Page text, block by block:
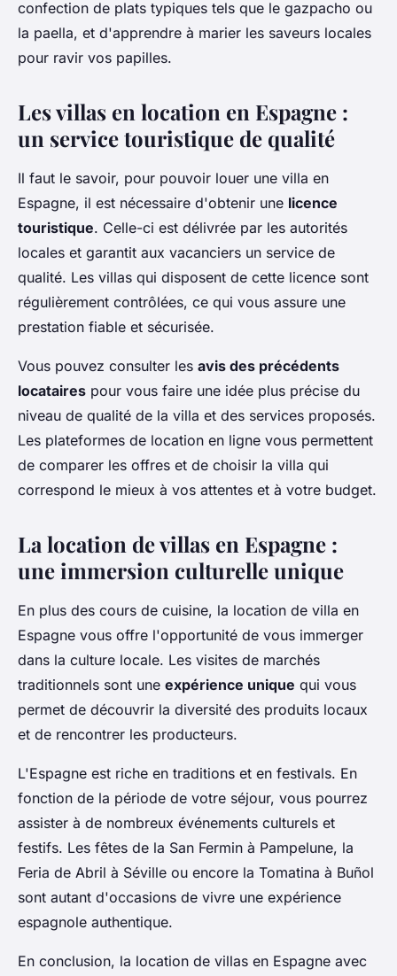
confection de plats typiques tels que le gazpacho ou
la paella, et d'apprendre à marier les saveurs locales
pour ravir vos papilles.
Les villas en location en Espagne :
un service touristique de qualité
Il faut le savoir, pour pouvoir louer une villa en
Espagne, il est nécessaire d'obtenir une licence
touristique. Celle-ci est délivrée par les autorités
locales et garantit aux vacanciers un service de
qualité. Les villas qui disposent de cette licence sont
régulièrement contrôlées, ce qui vous assure une
prestation fiable et sécurisée.
Vous pouvez consulter les avis des précédents
locataires pour vous faire une idée plus précise du
niveau de qualité de la villa et des services proposés.
Les plateformes de location en ligne vous permettent
de comparer les offres et de choisir la villa qui
correspond le mieux à vos attentes et à votre budget.
La location de villas en Espagne :
une immersion culturelle unique
En plus des cours de cuisine, la location de villa en
Espagne vous offre l'opportunité de vous immerger
dans la culture locale. Les visites de marchés
traditionnels sont une expérience unique qui vous
permet de découvrir la diversité des produits locaux
et de rencontrer les producteurs.
L'Espagne est riche en traditions et en festivals. En
fonction de la période de votre séjour, vous pourrez
assister à de nombreux événements culturels et
festifs. Les fêtes de la San Fermin à Pampelune, la
Feria de Abril à Séville ou encore la Tomatina à Buñol
sont autant d'occasions de vivre une expérience
espagnole authentique.
En conclusion, la location de villas en Espagne avec